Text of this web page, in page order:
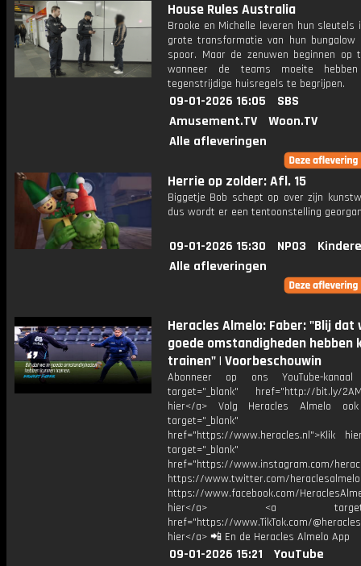
House Rules Australia
Brooke en Michelle leveren hun sleutels
grote transformatie van hun bungalow
spoor. Maar de zenuwen beginnen op
wanneer de teams moeite
tegenstrijdige huisregels te begrijpen.
09-01-2026 16:05
SBS
Amusement.TV
Woon.TV
Alle afleveringen
Herrie op zolder: Afl. 15
Biggetje Bob schept op over zijn
dus wordt er een tentoonstelling
09-01-2026 15:30 NPO3
Alle afleveringen
Heracles Almelo: Faber: "Blij dat
goede omstandigheden hebben
trainen" | Voorbeschouwin
Abonneer op ons YouTube-
target="_blank" href="http://bit.ly/
hier</a> Volg Heracles Almelo
target="_blank"
href="https://www.heracles.nl">Klik
target="_blank"
href="https://www.instagram.com/
https://www.twitter.com/heraclesalmelo
https://www.facebook.com/
hier</a> <a
href="https://www.TikTok.com/
hier</a> 📲 En de Heracles Almelo App
09-01-2026 15:21 YouTube